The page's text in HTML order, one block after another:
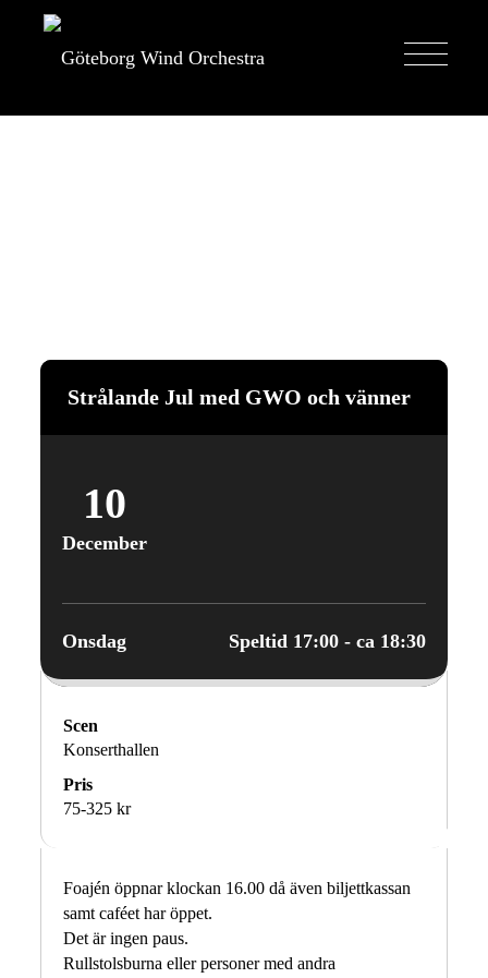
Strålande Jul med GWO och vänner
10
December
Onsdag Speltid 17:00 - ca 18:30
Scen
Konserthallen
Pris
75-325 kr
Foajén öppnar klockan 16.00 då även biljettkassan
samt caféet har öppet.
Det är ingen paus.
Rullstolsburna eller personer med andra